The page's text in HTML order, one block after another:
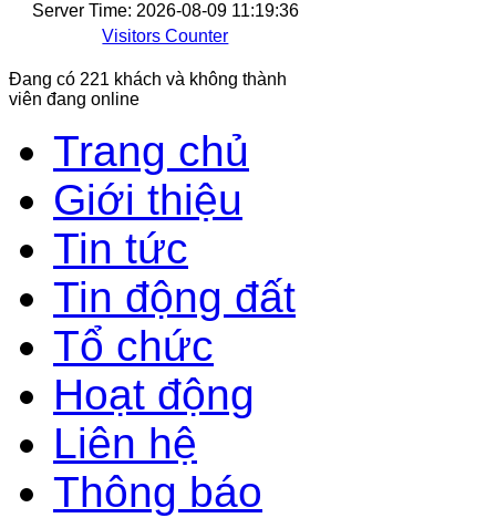
Server Time: 2026-08-09 11:19:36
Visitors Counter
Đang có 221 khách và không thành
viên đang online
Trang chủ
Giới thiệu
Tin tức
Tin động đất
Tổ chức
Hoạt động
Liên hệ
Thông báo